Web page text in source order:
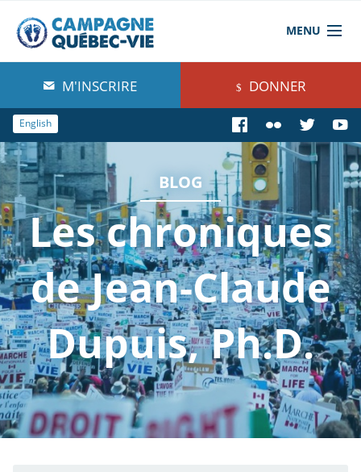
MENU
À propos de nous
Blog
Comprendre
Agir
Boutique
M'INSCRIRE DONNER
English
BLOG
Les chroniques
de Jean-Claude
Dupuis, Ph.D.